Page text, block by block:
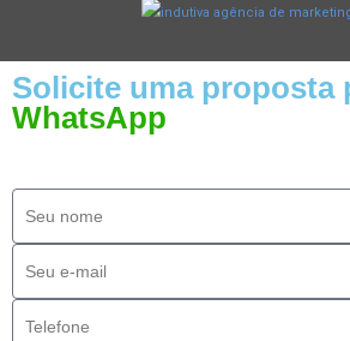
Solicite uma proposta
WhatsApp